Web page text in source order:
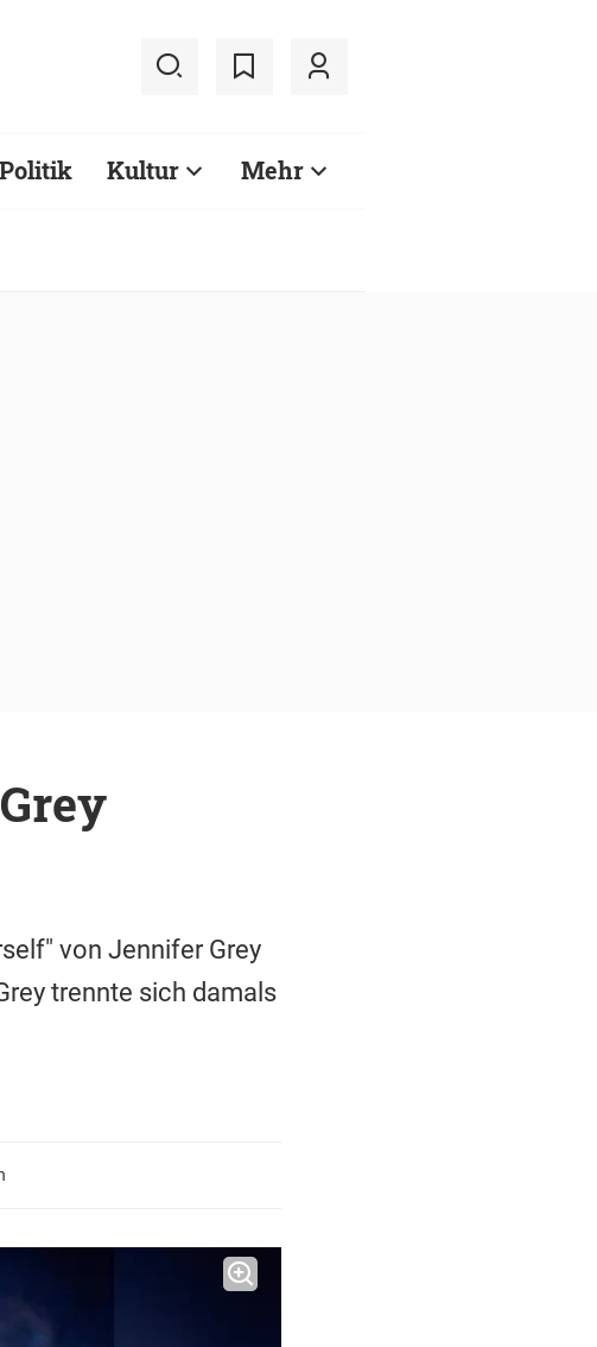
Politik Kultur Mehr
von Jennifer Grey
trennte sich damals